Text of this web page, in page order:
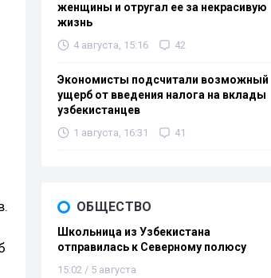
женщины и отругал ее за некрасивую
жизнь
4 августа, 15:16 42
Экономисты подсчитали возможный
ущерб от введения налога на вклады
узбекистанцев
1 августа, 16:31 41
ОБЩЕСТВО
Школьница из Узбекистана
отправилась к Северному полюсу
15:02 / 5 августа